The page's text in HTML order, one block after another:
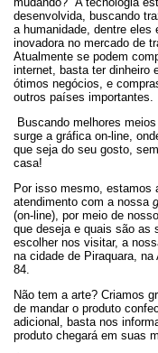
desenvolvida, buscando
a humanidade, dentre eles
inovadora no mercado de
Atualmente se podem
internet, basta ter dinheiro
ótimos negócios, e
outros países importantes.
Buscando melhores
surge a gráfica on-line,
que seja do seu gosto,
casa!
Por isso mesmo, estamos
atendimento com a nossa
(on-line), por meio de
que deseja e quais são as
escolher nos visitar, a
na cidade de Piraquara,
84.
Não tem a arte? Criamos
de mandar o produto
adicional, basta nos
produto chegará em suas